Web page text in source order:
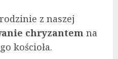
z naszej
chryzantem na
kościoła.